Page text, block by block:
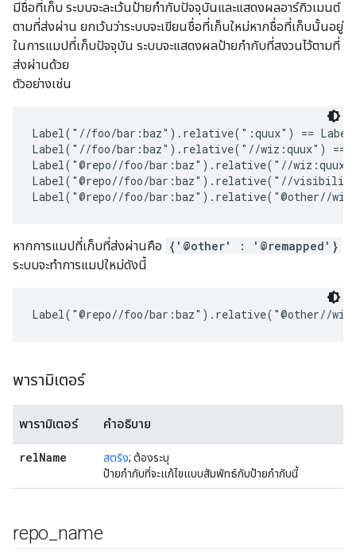
มีชื่อที่เก็บ ระบบจะละเว้นป้ายกำกับปัจจุบันและแสดงผลอาร์กิวเมนต์
ตามที่ส่งผ่าน ยกเว้นว่าระบบจะเขียนชื่อที่เก็บใหม่หากชื่อที่เก็บนั้นอยู่
ในการแมปที่เก็บปัจจุบัน ระบบจะแสดงผลป้ายกำกับที่สงวนไว้ตามที่
ส่งผ่านด้วย
ตัวอย่างเช่น
Label("//foo/bar:baz").relative(":quux") ==
Label("//foo/bar:baz").relative("//wiz:quux") ==
Label("@repo//foo/bar:baz").relative("//
Label("@repo//foo/bar:baz").relative("//
หากการแมปที่เก็บที่ส่งผ่านคือ {'@other' : '@remapped'}
ระบบจะทำการแมปใหม่ดังนี้
พารามิเตอร์
พารามิเตอร์ คำอธิบาย
relName สตริง; ต้องระบุ
ป้ายกำกับที่จะแก้ไขแบบสัมพัทธ์กับป้ายกำกับนี้
repo name